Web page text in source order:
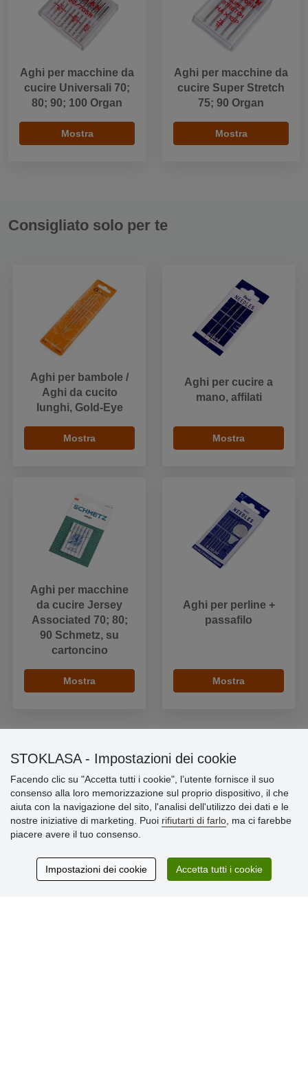
Aghi per macchine da
cucire Universali 70;
80; 90; 100 Organ
Mostra
Aghi per macchine da
cucire Super Stretch
75; 90 Organ
Mostra
Consigliato solo per te
Aghi per bambole /
Aghi da cucito
lunghi, Gold-Eye
Mostra
Aghi per cucire a
mano, affilati
Mostra
Aghi per macchine
da cucire Jersey
Associated 70; 80;
90 Schmetz, su
cartoncino
Mostra
Aghi per perline +
passafilo
Mostra
» Impostazioni dei cookie
» Termini & Condizioni
» Informativa sulla Privacy
» Consegna e pagamento
» Programma fedeltà
STOKLASA - Impostazioni dei cookie
Facendo clic su "Accetta tutti i cookie", l’utente fornisce il suo
consenso alla loro memorizzazione sul proprio dispositivo, il che
aiuta con la navigazione del sito, l'analisi dell'utilizzo dei dati e le
nostre iniziative di marketing. Puoi rifiutarti di farlo , ma ci farebbe
piacere avere il tuo consenso.
Impostazioni dei cookie Accetta tutti i cookie